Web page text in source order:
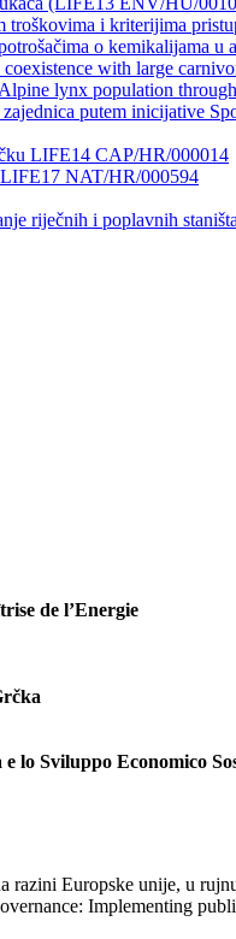
i kriterijima
o kemikalijama
with large
lynx population
putem inicijative
LIFE14 CAP/HR/000014
LIFE17 NAT/HR/000594
riječnih i poplavnih
de l’Energie
lo Sviluppo Economico
razini Europske unije, u
Implementing